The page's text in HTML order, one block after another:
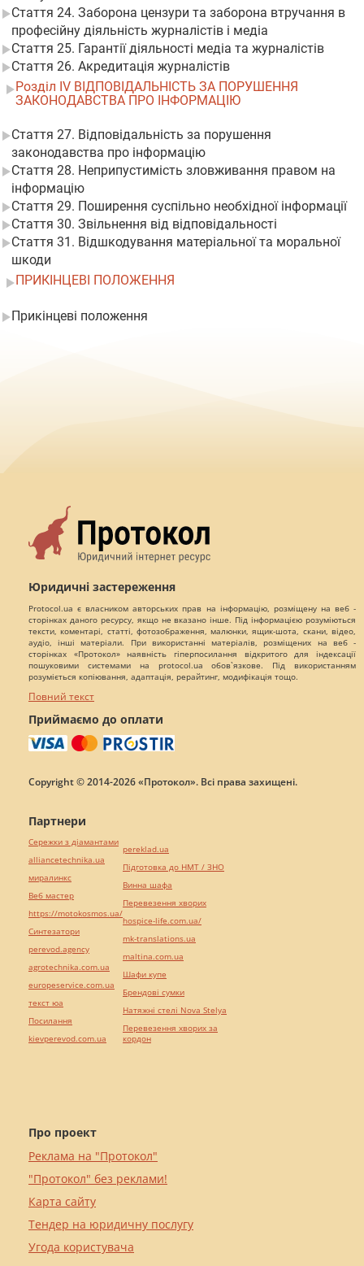
Стаття 24. Заборона цензури та заборона втручання в
професійну діяльність журналістів і медіа
Стаття 25. Гарантії діяльності медіа та журналістів
Стаття 26. Акредитація журналістів
Розділ IV ВІДПОВІДАЛЬНІСТЬ ЗА ПОРУШЕННЯ
ЗАКОНОДАВСТВА ПРО ІНФОРМАЦІЮ
Стаття 27. Відповідальність за порушення
законодавства про інформацію
Стаття 28. Неприпустимість зловживання правом на
інформацію
Стаття 29. Поширення суспільно необхідної інформації
Стаття 30. Звільнення від відповідальності
Стаття 31. Відшкодування матеріальної та моральної
шкоди
ПРИКІНЦЕВІ ПОЛОЖЕННЯ
Прикінцеві положення
Юридичні застереження
Protocol.ua є власником авторських прав на інформацію, розміщену на веб -
сторінках даного ресурсу, якщо не вказано інше. Під інформацією розуміються
тексти, коментарі, статті, фотозображення, малюнки, ящик-шота, скани, відео,
аудіо, інші матеріали. При використанні матеріалів, розміщених на веб -
сторінках «Протокол» наявність гіперпосилання відкритого для індексації
пошуковими системами на protocol.ua обов`язкове. Під використанням
розуміється копіювання, адаптація, рерайтинг, модифікація тощо.
Повний текст
Приймаємо до оплати
Copyright © 2014-2026 «Протокол». Всі права захищені.
Про проект
Реклама на "Протокол"
"Протокол" без реклами!
Карта сайту
Тендер на юридичну послугу
Угода користувача
Партнери
Сережки з діамантами
alliancetechnika.ua
миралинкс
Веб мастер
https://motokosmos.ua/
Синтезатори
perevod.agency
agrotechnika.com.ua
europeservice.com.ua
текст юа
Посилання
kievperevod.com.ua
pereklad.ua
Підготовка до НМТ / ЗНО
Винна шафа
Перевезення хворих
hospice-life.com.ua/
mk-translations.ua
maltina.com.ua
Шафи купе
Брендові сумки
Натяжні стелі Nova Stelya
Перевезення хворих за
кордон